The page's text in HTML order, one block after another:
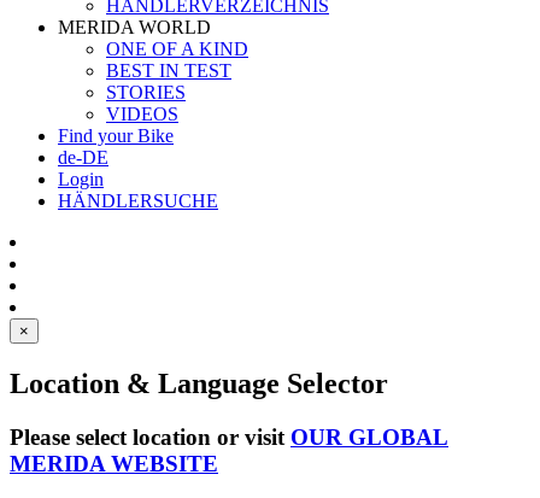
HÄNDLERVERZEICHNIS
MERIDA WORLD
ONE OF A KIND
BEST IN TEST
STORIES
VIDEOS
Find your Bike
de-DE
Login
HÄNDLERSUCHE
×
Location & Language Selector
Please select location or visit OUR GLOBAL
MERIDA WEBSITE